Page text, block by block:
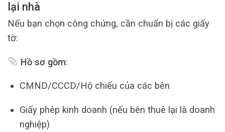
lại nhà
Nếu bạn chọn công chứng, cần chuẩn bị các giấy
tờ:
Hồ sơ gồm:
CMND/CCCD/Hộ chiếu của các bên
Giấy phép kinh doanh (nếu bên thuê lại là doanh
nghiệp)